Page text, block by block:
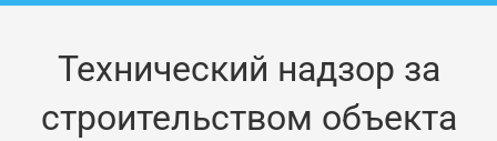
Технический надзор за
строительством объекта